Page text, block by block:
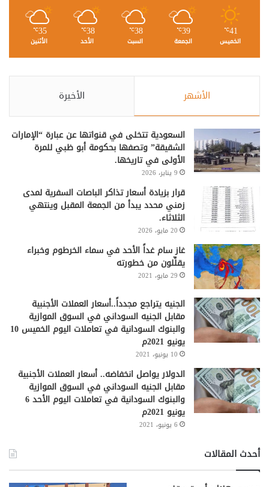
41
℃
الخميس
39
℃
الجمعة
38
℃
السبت
38
℃
الأحد
35
℃
الأثنين
الأشهر الأخيرة
السعودية تتخلى في قنواتها عن عبارة “الإمارات
الشقيقة” وتصفها بحكومة أبو ظبي للمرة
الأولى في تاريخها.
9 يناير، 2026
قرار بزيادة أسعار تذاكر الباصات السفرية لمدى
زمني محدد يبدأ من الجمعة المقبل وينتهي
الثلاثاء.
20 مايو، 2026
غاز سام غداً الأحد في سماء الخرطوم وخبراء
يقلِّلون من خطورته
29 مايو، 2021
الجنيه يتراجع مجدداً..أسعار العملات الأجنبية
مقابل الجنيه السوداني في السوق الموازية
والبنوك السودانية في تعاملات اليوم الخميس 10
يونيو 2021م
10 يونيو، 2021
الدولار يواصل انخفاضه.. أسعار العملات الأجنبية
مقابل الجنيه السوداني في السوق الموازية
والبنوك السودانية في تعاملات اليوم الأحد 6
يونيو 2021م
6 يونيو، 2021
أحدث المقالات